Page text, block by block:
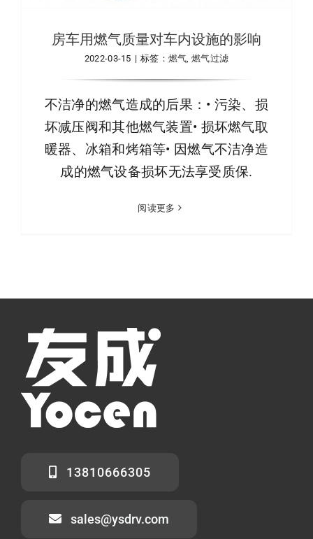
房车用燃气质量对车内设施的影响
2022-03-15 | 标签： 燃气 ,燃气过滤
不洁净的燃气造成的后果：• 污染、损
坏减压阀和其他燃气装置• 损坏燃气取
暖器、冰箱和烤箱等• 因燃气不洁净造
成的燃气设备损坏无法享受质保.
阅读更多
13810666305
sales@ysdrv.com